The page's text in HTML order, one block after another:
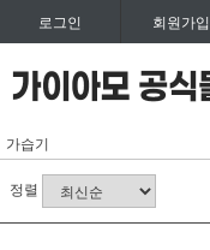
로그인 회원가입
가습기
정렬